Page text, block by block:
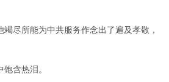
尽所能为中共服务作念出了遍及孝敬，
含热泪。